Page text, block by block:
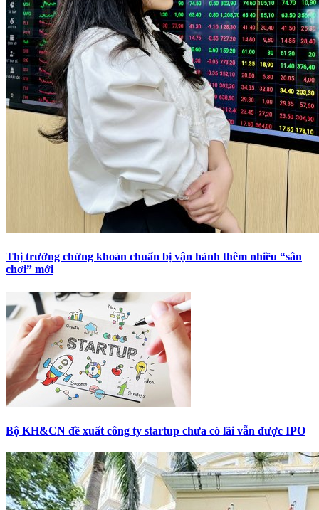
Thị trường chứng khoán chuẩn bị vận hành thêm nhiều “sân
chơi” mới
Bộ KH&CN đề xuất công ty startup chưa có lãi vẫn được IPO